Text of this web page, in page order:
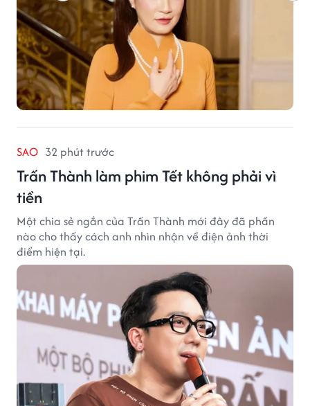
SAO 32 phút trước
Trấn Thành làm phim Tết không phải vì
tiền
Một chia sẻ ngắn của Trấn Thành mới đây đã phần
nào cho thấy cách anh nhìn nhận về điện ảnh thời
điểm hiện tại.